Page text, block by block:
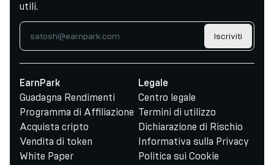
utili.
Iscriviti
EarnPark
Guadagna Rendimenti
Programma di Affiliazione
Acquista cripto
Vendita di token
White Paper
Legale
Centro legale
Termini di utilizzo
Dichiarazione di Rischio
Informativa sulla Privacy
Politica sui Cookie